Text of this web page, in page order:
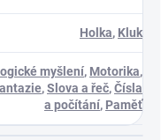
Holka, Kluk
myšlení, Motorika,
,Slova a řeč,Čísla
a počítání, Paměť